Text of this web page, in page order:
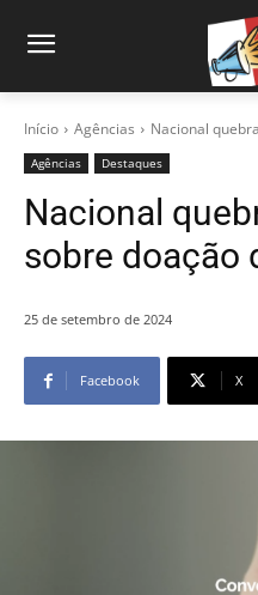
Início Agências Nacional
Agências Destaques
Nacional
sobre doação
25 de setembro de 2024
Facebook X